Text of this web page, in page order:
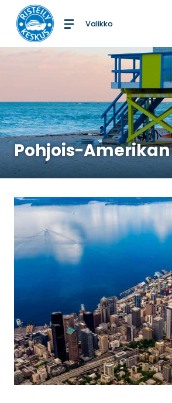
Etusivulle
Valikko
Pohjois-